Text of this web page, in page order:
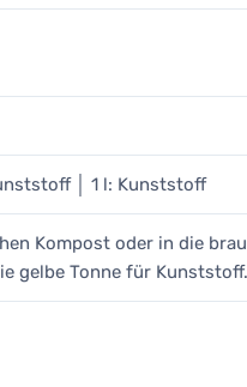
│ 1 l: Kunststoff
Kompost oder in die
gelbe Tonne für Kunststoff.